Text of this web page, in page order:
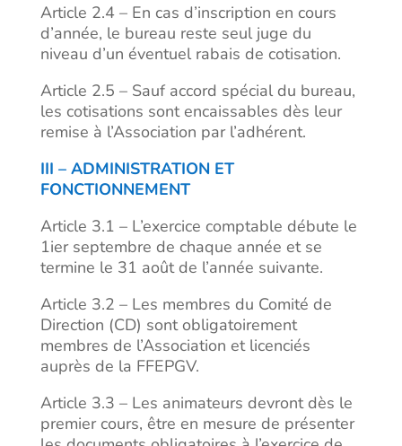
Article 2.4 – En cas d’inscription en cours
d’année, le bureau reste seul juge du
niveau d’un éventuel rabais de cotisation.
Article 2.5 – Sauf accord spécial du bureau,
les cotisations sont encaissables dès leur
remise à l’Association par l’adhérent.
III – ADMINISTRATION ET
FONCTIONNEMENT
Article 3.1 – L’exercice comptable débute le
1ier septembre de chaque année et se
termine le 31 août de l’année suivante.
Article 3.2 – Les membres du Comité de
Direction (CD) sont obligatoirement
membres de l’Association et licenciés
auprès de la FFEPGV.
Article 3.3 – Les animateurs devront dès le
premier cours, être en mesure de présenter